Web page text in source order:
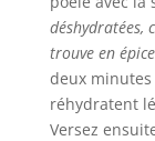
déshydratées,
trouve en
deux minutes
réhydratent
Versez